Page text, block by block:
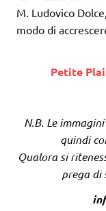
M. Ludovico
modo di
Petite
N.B. Le
quindi
Qualora si
prega di